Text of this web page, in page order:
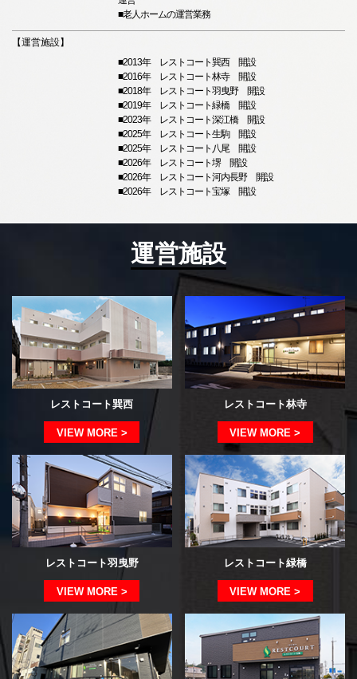
■老人ホームの運営業務
【運営施設】
■2013年 レストコート巽西 開設
■2016年 レストコート林寺 開設
■2018年 レストコート羽曳野 開設
■2019年 レストコート緑橋 開設
■2023年 レストコート深江橋 開設
■2025年 レストコート生駒 開設
■2025年 レストコート八尾 開設
■2026年 レストコート堺 開設
■2026年 レストコート河内長野 開設
■2026年 レストコート宝塚 開設
運営施設
レストコート巽西
VIEW MORE >
レストコート林寺
VIEW MORE >
レストコート羽曳野
VIEW MORE >
レストコート緑橋
VIEW MORE >